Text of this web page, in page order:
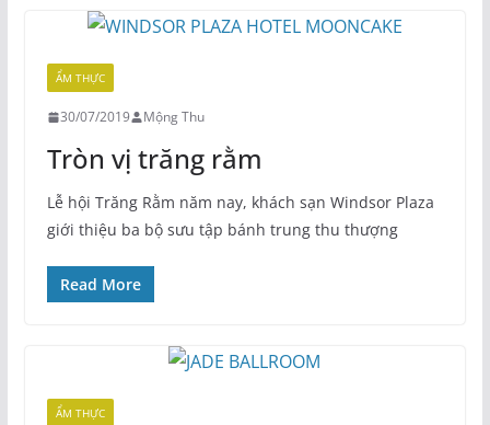
ẨM THỰC
30/07/2019 Mộng Thu
Tròn vị trăng rằm
Lễ hội Trăng Rằm năm nay, khách sạn Windsor Plaza
giới thiệu ba bộ sưu tập bánh trung thu thượng
Read More
ẨM THỰC